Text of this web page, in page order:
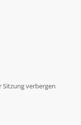
Sitzung verbergen